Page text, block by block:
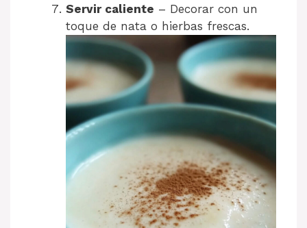
Servir caliente – Decorar con un
toque de nata o hierbas frescas.